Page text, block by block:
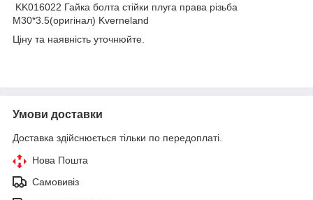
KK016022 Гайка болта стійки плуга права різьба
М30*3.5(оригінал) Kverneland
Ціну та наявність уточнюйте.
Умови доставки
Доставка здійснюється тільки по передоплаті.
Нова Пошта
Самовивіз